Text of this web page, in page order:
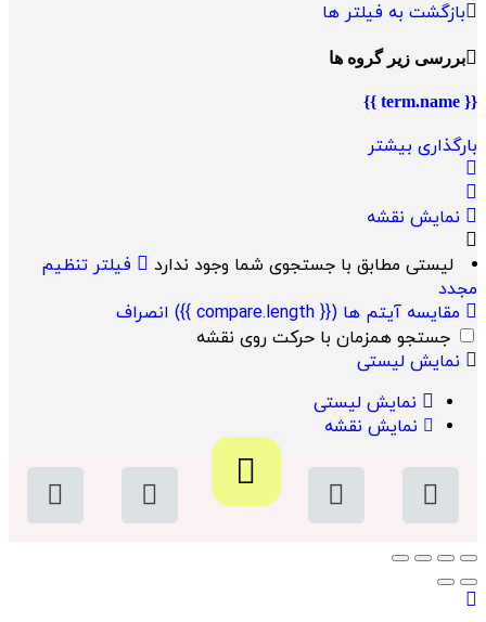
بازگشت به فیلتر ها
بررسی زیر گروه ها
{{ term.name }}
بارگذاری بیشتر
نمایش نقشه
لیستی مطابق با جستجوی شما وجود ندارد
فیلتر تنظیم
مجدد
مقایسه آیتم ها ({{ compare.length }})
انصراف
جستجو همزمان با حرکت روی نقشه
نمایش لیستی
نمایش لیستی
نمایش نقشه